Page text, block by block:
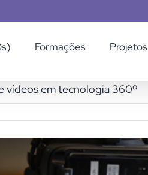
Formações Projetos
vídeos em tecnologia 360º